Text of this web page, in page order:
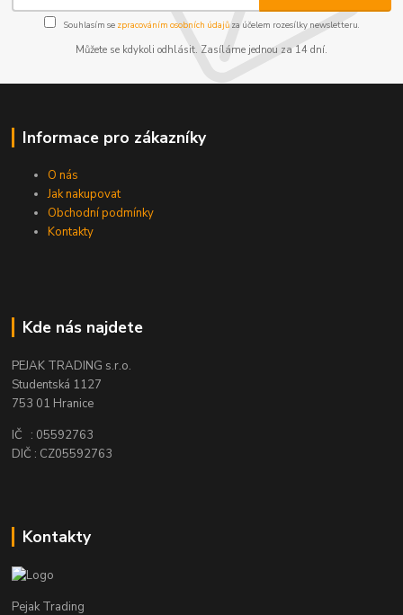
Souhlasím se zpracováním osobních údajůza účelem rozesílky newsletteru.
Můžete se kdykoli odhlásit. Zasíláme jednou za 14 dní.
Informace pro zákazníky
O nás
Jak nakupovat
Obchodní podmínky
Kontakty
Kde nás najdete
PEJAK TRADING s.r.o.
Studentská 1127
753 01 Hranice
IČ : 05592763
DIČ : CZ05592763
Kontakty
Pejak Trading